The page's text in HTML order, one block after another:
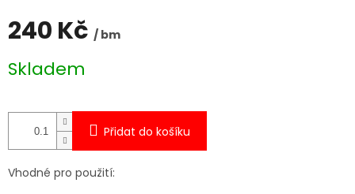
240 Kč / bm
cena:
Skladem
Přidat do košíku
Vhodné pro použití: